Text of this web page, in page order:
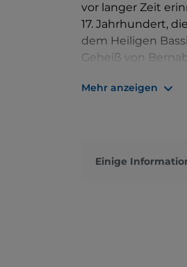
vor langer Zeit
17. Jahrhundert,
dem Heiligen
Geheiß von
Mehr anzeigen
Einige